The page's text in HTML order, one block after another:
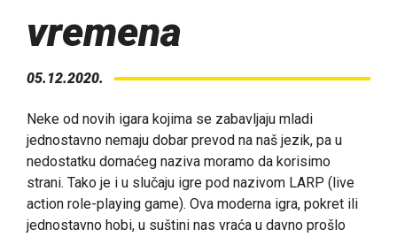
vremena
05.12.2020.
Neke od novih igara kojima se zabavljaju mladi
jednostavno nemaju dobar prevod na naš jezik, pa u
nedostatku domaćeg naziva moramo da korisimo
strani. Tako je i u slučaju igre pod nazivom LARP (live
action role-playing game). Ova moderna igra, pokret ili
jednostavno hobi, u suštini nas vraća u davno prošlo